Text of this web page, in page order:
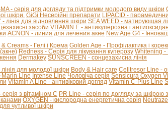
- серія для догляду та підтримки молодого виду шкіри
шкіри. GiGi Несерійні препарати LIPACID -
лінія для відновлення шкіри SEA WEED - матирующая
засоби VITAMIN E - антикуперозна і
ACNON - линия для лечения акне New Age G4 -
Creams - Гелі і Крема Golden Age - Профілактика і
Redness - Серія для лікування куперозу Whitening -
Dermakey SUNSCREEN - сонцезахисна лінія
для молодої шкіри Body & Hair care Celltresor Line -
Marin Line Intense Line Чоловіча серія Sensicura Oxygen
Vitamin A Line - антивіковий догляд Vitamin C-Plus Line
з вітаміном С PR Line - серія по догляду за шкірою
OXYGEN - кислородна енергетична серія
чутливої шкіри